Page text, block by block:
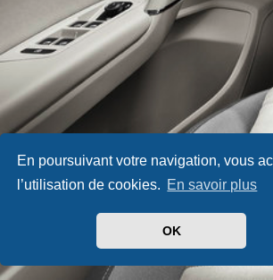
En poursuivant votre navigation, vous
l’utilisation de cookies. En savoir plus
OK